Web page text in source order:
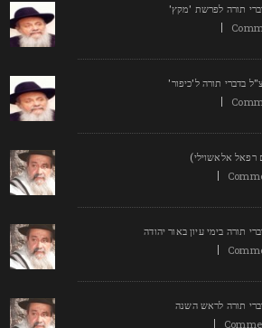
תורה לפרשת 'מקץ'
תורה ל'כיפור'
אלאשוילי)
בימי עיון באור יהודה
תורה לראש השנה